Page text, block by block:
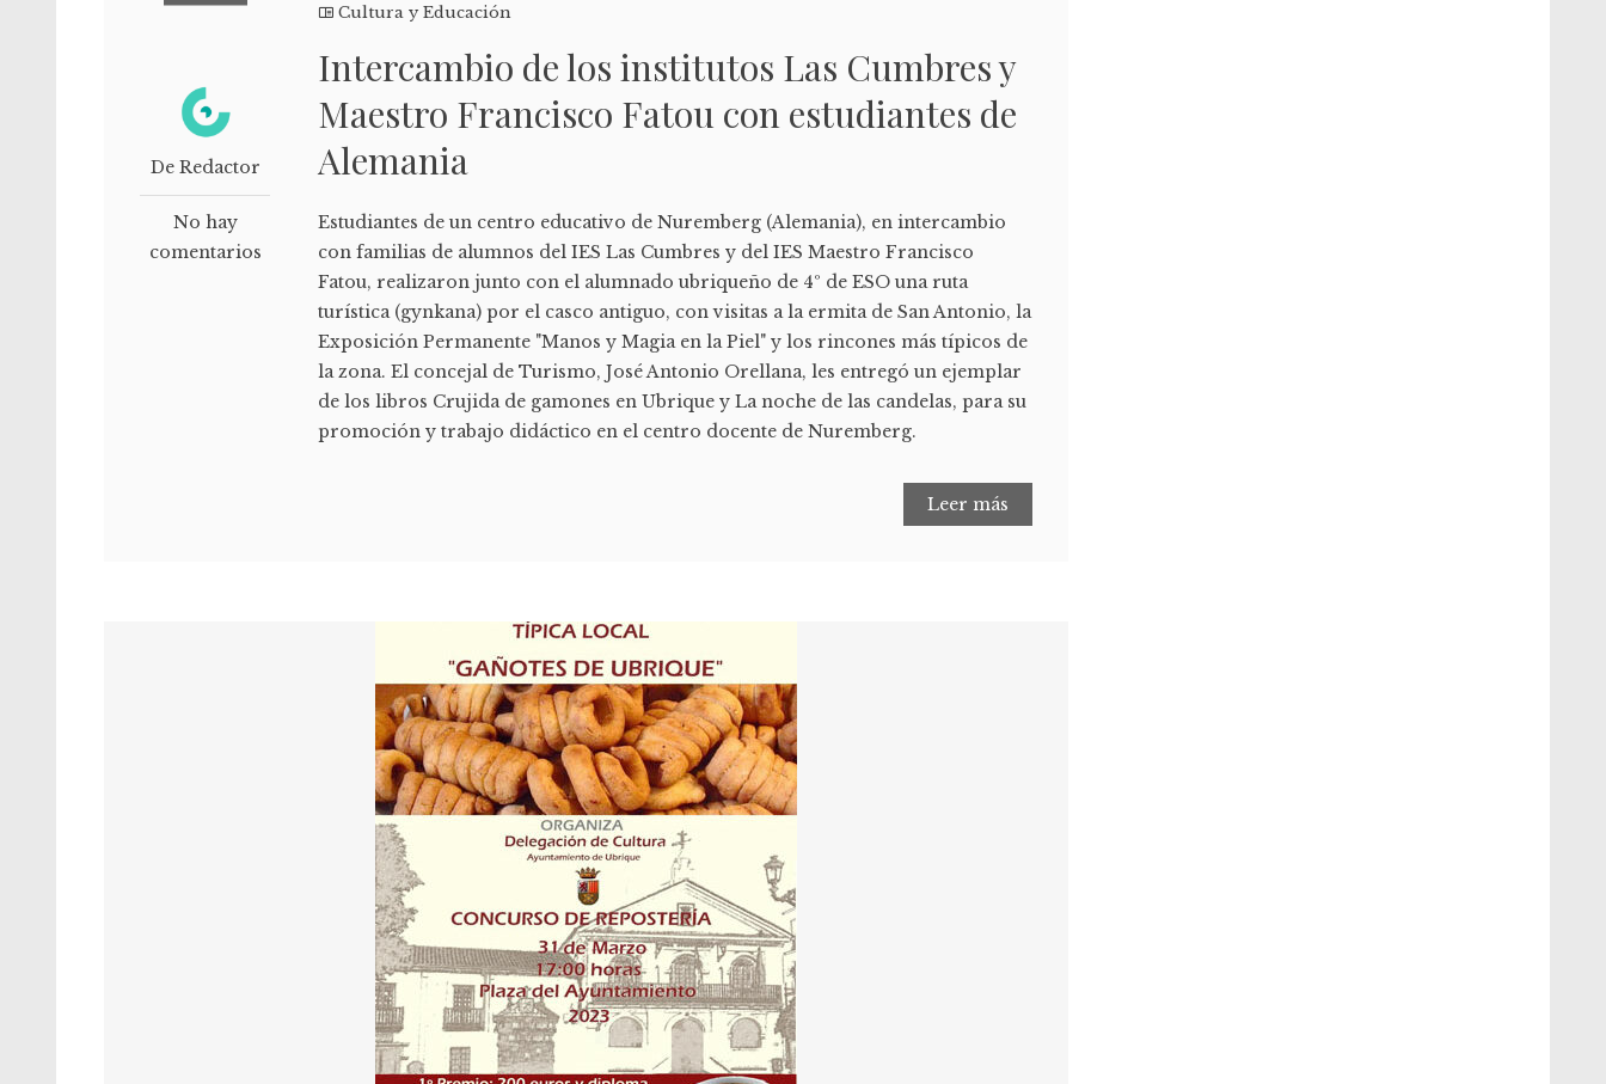
De Redactor
No hay
comentarios
Cultura y Educación
Intercambio de los institutos Las Cumbres y
Maestro Francisco Fatou con estudiantes de
Alemania
Estudiantes de un centro educativo de Nuremberg (Alemania), en intercambio
con familias de alumnos del IES Las Cumbres y del IES Maestro Francisco
Fatou, realizaron junto con el alumnado ubriqueño de 4º de ESO una ruta
turística (gynkana) por el casco antiguo, con visitas a la ermita de San Antonio, la
Exposición Permanente "Manos y Magia en la Piel" y los rincones más típicos de
la zona. El concejal de Turismo, José Antonio Orellana, les entregó un ejemplar
de los libros Crujida de gamones en Ubrique y La noche de las candelas, para su
promoción y trabajo didáctico en el centro docente de Nuremberg.
Leer más